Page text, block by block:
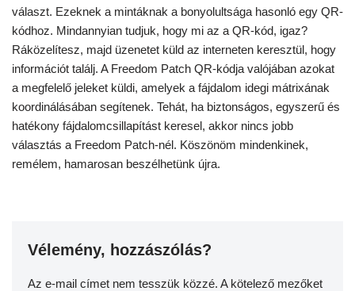
választ. Ezeknek a mintáknak a bonyolultsága hasonló egy QR-
kódhoz. Mindannyian tudjuk, hogy mi az a QR-kód, igaz?
Ráközelítesz, majd üzenetet küld az interneten keresztül, hogy
információt találj. A Freedom Patch QR-kódja valójában azokat
a megfelelő jeleket küldi, amelyek a fájdalom idegi mátrixának
koordinálásában segítenek. Tehát, ha biztonságos, egyszerű és
hatékony fájdalomcsillapítást keresel, akkor nincs jobb
választás a Freedom Patch-nél. Köszönöm mindenkinek,
remélem, hamarosan beszélhetünk újra.
Vélemény, hozzászólás?
Az e-mail címet nem tesszük közzé. A kötelező mezőket